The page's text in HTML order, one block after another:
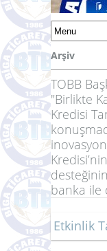
Arşiv
TOBB
"Birlikte
Kredisi
banka ile
Etkinlik